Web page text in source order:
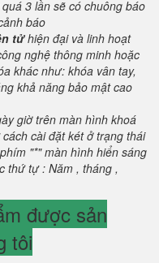
3 lần sẽ có chuông báo
báo
tửhiện đại và linh hoạt
nghệ thông minh hoặc
khác như: khóa vân tay,
khả năng bảo mật cao
giờ trên màn hình khoá
cài đặt két ở trạng thái
"*" màn hình hiển sáng
thứ tự : Năm , tháng ,
được sản
tôi